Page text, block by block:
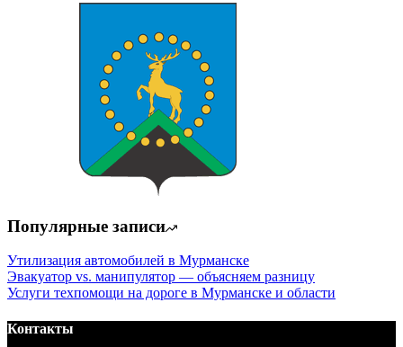
Популярные записи
Утилизация автомобилей в Мурманске
Эвакуатор vs. манипулятор — объясняем разницу
Услуги техпомощи на дороге в Мурманске и области
Контакты